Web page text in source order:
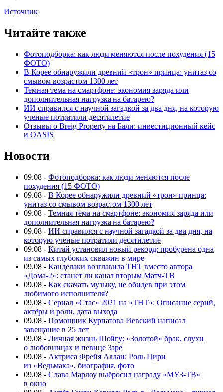
Источник
Читайте также
Фотоподборка: как люди меняются после похудения (15
ФОТО)
В Корее обнаружили древний «трон» принца: унитаз со
смывом возрастом 1300 лет
Темная тема на смартфоне: экономия заряда или
дополнительная нагрузка на батарею?
ИИ справился с научной загадкой за два дня, на которую
ученые потратили десятилетие
Отзывы о Breig Property на Бали: инвестиционный кейс
и OASIS
Новости
09.08 - Фотоподборка: как люди меняются после
похудения (15 ФОТО)
09.08 - В Корее обнаружили древний «трон» принца:
унитаз со смывом возрастом 1300 лет
09.08 - Темная тема на смартфоне: экономия заряда или
дополнительная нагрузка на батарею?
09.08 - ИИ справился с научной загадкой за два дня, на
которую ученые потратили десятилетие
09.08 - Китай установил новый рекорд: пробурена одна
из самых глубоких скважин в мире
09.08 - Канделаки возглавила ТНТ вместо автора
«Дома-2»: станет ли канал вторым Матч-ТВ
09.08 - Как скачать музыку, не обидев при этом
любимого исполнителя?
09.08 - Сериал «Стас» 2021 на «ТНТ»: Описание серий,
актёры и роли, дата выхода
09.08 - Помощник Курпатова Иевский написал
завещание в 25 лет
09.08 - Личная жизнь Шойгу: «Золотой» брак, слухи
о любовницах и певице Заре
09.08 - Актриса Фрейя Аллан: Роль Цири
из «Ведьмака», биография, фото
09.08 - Слава Марлоу выбросил награду «МУЗ-ТВ»
в окно